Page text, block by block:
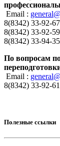
Email :
8(8342) 33-
8(8342) 33-
8(8342) 33-94-
По вопросам
Email :
8(8342) 33-92-
Полезные ссылки